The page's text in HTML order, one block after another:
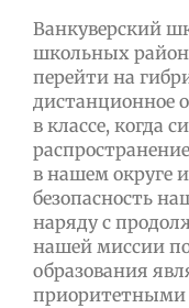
Ванкуверский
школьных
перейти на
дистанционное
в классе, когда
в нашем округе
безопасность
наряду с
нашей миссии
образования
приоритетными